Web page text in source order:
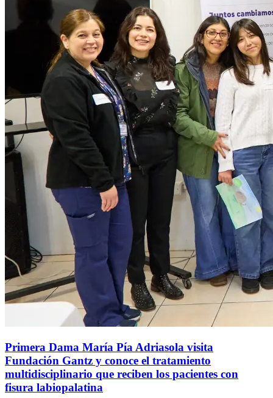
Primera Dama María Pía Adriasola visita
Fundación Gantz y conoce el tratamiento
multidisciplinario que reciben los pacientes con
fisura labiopalatina